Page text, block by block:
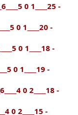
0 1____25 -
0 1____20 -
0 1____18 -
0 1____19 -
0 2____18 -
0 2____15 -